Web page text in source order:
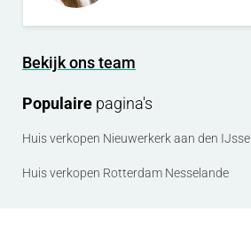
Bekijk ons team
Populaire pagina's
Huis verkopen Nieuwerkerk aan den IJssel
Huis verkopen Rotterdam Nesselande